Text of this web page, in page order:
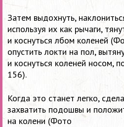
Затем выдохнуть,
используя их как рычаги,
и коснуться лбом коленей
опустить локти на пол,
и коснуться коленей носом,
156).
Когда это станет легко,
захватить подошвы и
на колени (Фото